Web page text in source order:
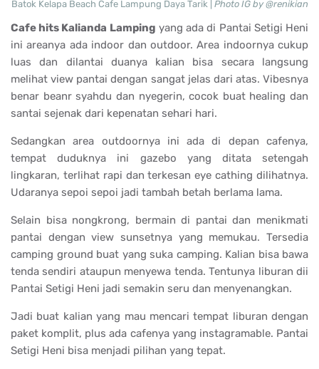
Batok Kelapa Beach Cafe Lampung Daya Tarik | Photo IG by @renikian
Cafe hits Kalianda Lamping yang ada di Pantai Setigi Heni
ini areanya ada indoor dan outdoor. Area indoornya cukup
luas dan dilantai duanya kalian bisa secara langsung
melihat view pantai dengan sangat jelas dari atas. Vibesnya
benar beanr syahdu dan nyegerin, cocok buat healing dan
santai sejenak dari kepenatan sehari hari.
Sedangkan area outdoornya ini ada di depan cafenya,
tempat duduknya ini gazebo yang ditata setengah
lingkaran, terlihat rapi dan terkesan eye cathing dilihatnya.
Udaranya sepoi sepoi jadi tambah betah berlama lama.
Selain bisa nongkrong, bermain di pantai dan menikmati
pantai dengan view sunsetnya yang memukau. Tersedia
camping ground buat yang suka camping. Kalian bisa bawa
tenda sendiri ataupun menyewa tenda. Tentunya liburan dii
Pantai Setigi Heni jadi semakin seru dan menyenangkan.
Jadi buat kalian yang mau mencari tempat liburan dengan
paket komplit, plus ada cafenya yang instagramable. Pantai
Setigi Heni bisa menjadi pilihan yang tepat.